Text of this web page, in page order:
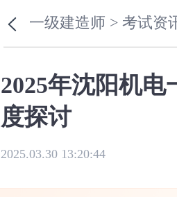
一级建造师 >考试资
2025年沈阳机
度探讨
2025.03.30 13:20:44